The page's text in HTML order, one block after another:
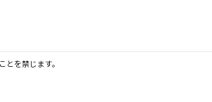
とを禁じます。